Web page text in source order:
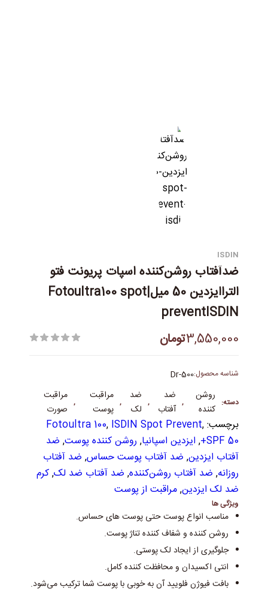
ISDIN
ضدآفتاب روشن‌کننده‌ اسپات پریونت فتو
التراایزدین 50 میل|Fotoultra100 spot
preventISDIN
تومان3,550,000
شناسه محصول:Dr-500
دسته: روشن
کننده
, ضد
آفتاب
, ضد
لک
, مراقبت
پوست
, مراقبت
صورت
برچسب: Fotoultra 100, ISDIN Spot Prevent,
SPF 50+
, ایزدین اسپانیا, روشن کننده پوست, ضد
آفتاب ایزدین, ضد آفتاب پوست حساس, ضد آفتاب
روزانه, ضد آفتاب روشن‌کننده, ضد آفتاب ضد لک,کرم
ضد لک ایزدین,مراقبت از پوست
ویژگی ها
مناسب انواع پوست حتی پوست های حساس.
روشن کننده و شفاف کننده تناژ پوست.
جلوگیری از ایجاد لک پوستی.
انتی اکسیدان و محافظت کننده کامل.
بافت فیوژن فلویید آن به خوبی با پوست شما ترکیب می‌شود.